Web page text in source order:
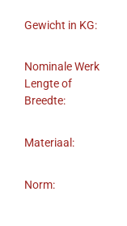
Gewicht in KG:
Nominale Werk
Lengte of
Breedte:
Materiaal:
Norm: